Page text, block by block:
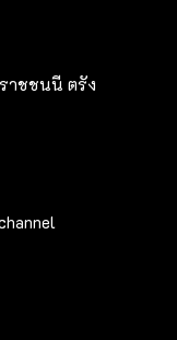
าชชนนี ตรัง